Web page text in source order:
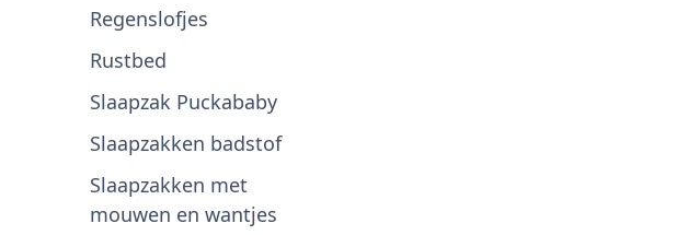
Regenslofjes
Rustbed
Slaapzak Puckababy
Slaapzakken badstof
Slaapzakken met
mouwen en wantjes